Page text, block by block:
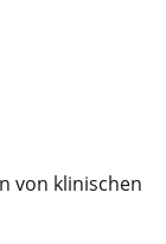
von klinischen